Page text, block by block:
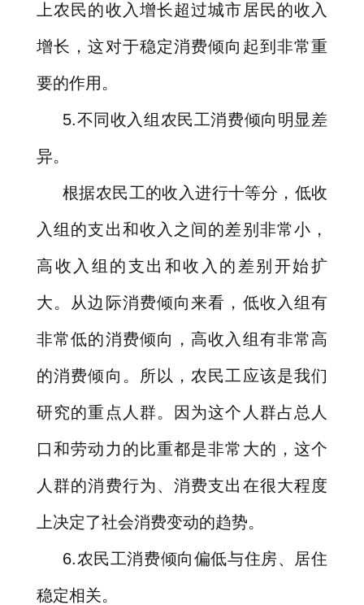
上农民的收入增长超过城市居民的收入
增长，这对于稳定消费倾向起到非常重
要的作用。
5.不同收入组农民工消费倾向明显差
异。
根据农民工的收入进行十等分，低收
入组的支出和收入之间的差别非常小，
高收入组的支出和收入的差别开始扩
大。从边际消费倾向来看，低收入组有
非常低的消费倾向，高收入组有非常高
的消费倾向。所以，农民工应该是我们
研究的重点人群。因为这个人群占总人
口和劳动力的比重都是非常大的，这个
人群的消费行为、消费支出在很大程度
上决定了社会消费变动的趋势。
6.农民工消费倾向偏低与住房、居住
稳定相关。